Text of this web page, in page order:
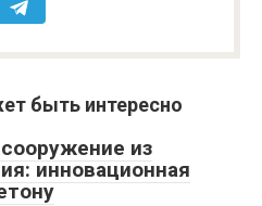
быть интересно
из
инновационная